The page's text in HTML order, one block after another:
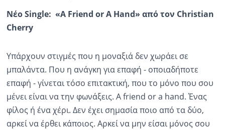
Νέο Single: «A Friend or A Hand» από τον Christian
Cherry
Υπάρχουν στιγμές που η μοναξιά δεν χωράει σε
μπαλάντα. Που η ανάγκη για επαφή - οποιαδήποτε
επαφή - γίνεται τόσο επιτακτική, που το μόνο που σου
μένει είναι να την φωνάξεις. A friend or a hand. Ένας
φίλος ή ένα χέρι. Δεν έχει σημασία ποιο από τα δύο,
αρκεί να έρθει κάποιος. Αρκεί να μην είσαι μόνος σου